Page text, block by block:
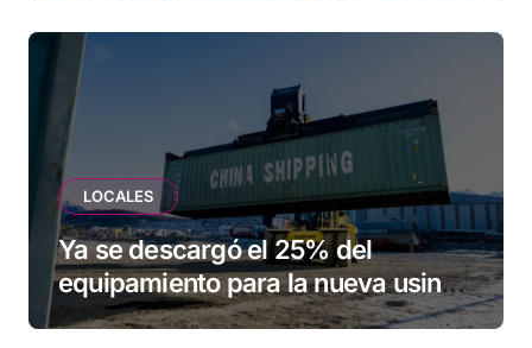
LOCALES
Ya se descargó el 25% del
equipamiento para la nueva usina
de Ushuaia